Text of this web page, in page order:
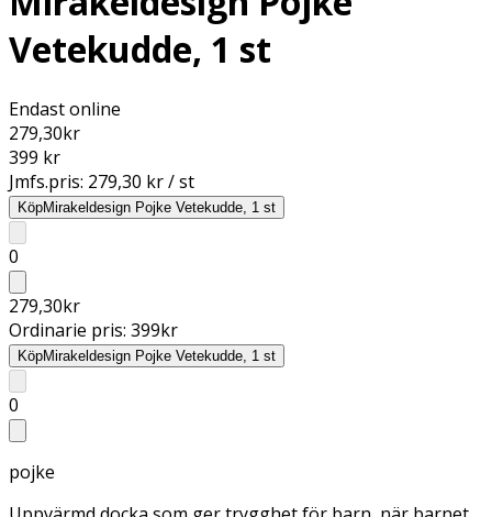
Vetekudde, 1 st
Endast online
279,30kr
399 kr
Jmfs.pris: 279,30 kr / st
KöpMirakeldesign Pojke Vetekudde, 1 st
0
279,30kr
Ordinarie pris: 399kr
KöpMirakeldesign Pojke Vetekudde, 1 st
0
pojke